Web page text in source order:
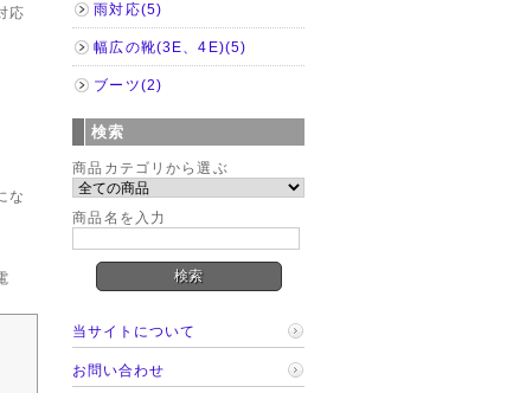
応
な
雨対応(5)
幅広の靴(3E、4E)(5)
ブーツ(2)
検索
商品カテゴリから選ぶ
商品名を入力
当サイトについて
お問い合わせ